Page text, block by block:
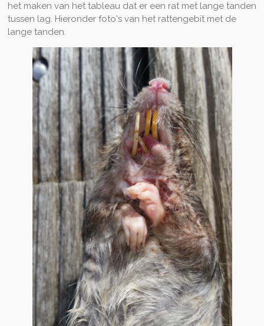
het maken van het tableau dat er een rat met lange tanden
tussen lag. Hieronder foto's van het rattengebit met de
lange tanden.